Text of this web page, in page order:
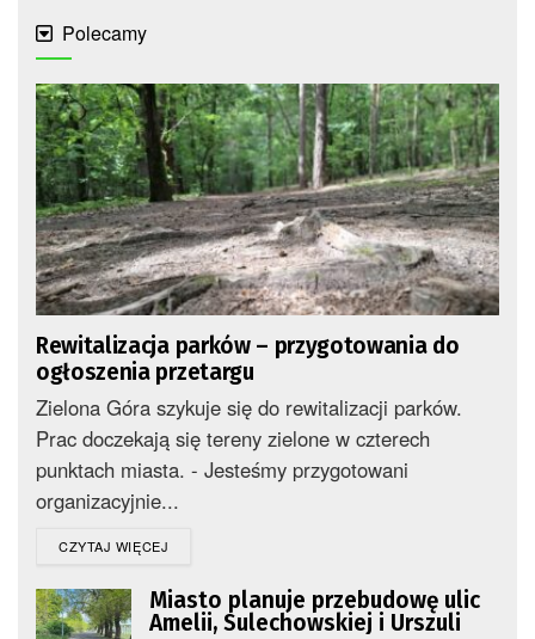
Polecamy
Rewitalizacja parków – przygotowania do
ogłoszenia przetargu
Zielona Góra szykuje się do rewitalizacji parków.
Prac doczekają się tereny zielone w czterech
punktach miasta. - Jesteśmy przygotowani
organizacyjnie...
CZYTAJ WIĘCEJ
Miasto planuje przebudowę ulic
Amelii, Sulechowskiej i Urszuli